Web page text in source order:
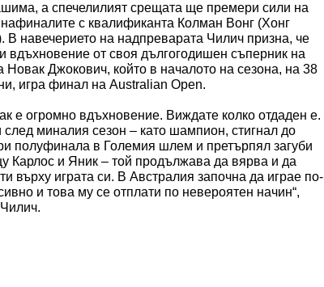
а спечелилият срещата ще премери сили на
с квалификанта Колман Вонг (Хонг
В навечерието на надпреварата Чилич призна, че
вдъхновение от своя дългогодишен съперник на
Новак Джокович, който в началото на сезона, на 38
игра финал на Australian Open.
е огромно вдъхновение. Виждате колко отдаден е.
след миналия сезон – като шампион, стигнал до
полуфинала в Големия шлем и претърпял загуби
Карлос и Яник – той продължава да вярва и да
върху играта си. В Австралия започна да играе по-
и това му се отплати по невероятен начин“,